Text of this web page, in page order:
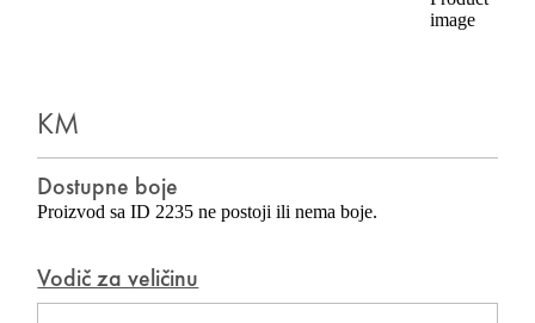
KM
Dostupne boje
Proizvod sa ID 2235 ne postoji ili nema boje.
Vodič za veličinu